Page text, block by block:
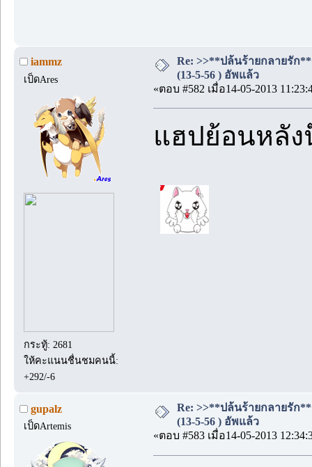
iammz
เป็ดAres
กระทู้: 2681
ให้คะแนนชื่นชมคนนี้:
+292/-6
Re: >>**ปล้นร้ายกลายรัก
(13-5-56 ) อัพแล้ว
«ตอบ #582 เมื่อ14-05-2013
แฮปย้อนหลัง
gupalz
เป็ดArtemis
Re: >>**ปล้นร้ายกลายรัก
(13-5-56 ) อัพแล้ว
«ตอบ #583 เมื่อ14-05-2013